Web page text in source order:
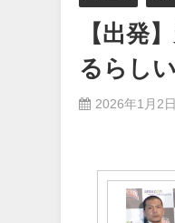
【出発
るらし
2026年1月2日